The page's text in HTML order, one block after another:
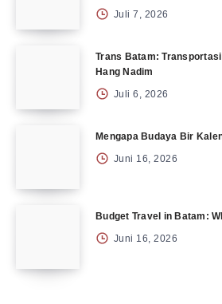
Juli 7, 2026
Trans Batam:
Hang Nadim
Juli 6, 2026
Mengapa Budaya Bir
Juni 16, 2026
Budget Travel in Batam:
Juni 16, 2026